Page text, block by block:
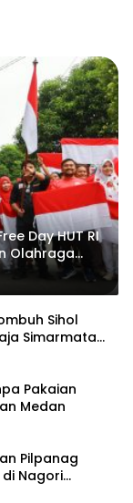
Day HUT RI
Olahraga
Sihol
Simarmata
Pakaian
Medan
Pilpanag
Nagori